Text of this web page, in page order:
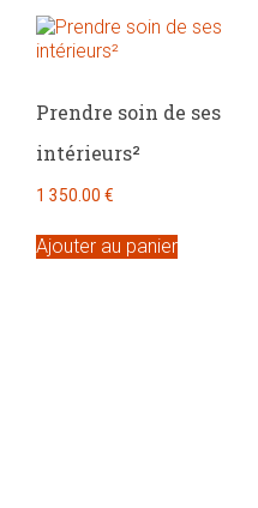
Prendre soin de ses
intérieurs²
1 350.00€
Ajouter au panier